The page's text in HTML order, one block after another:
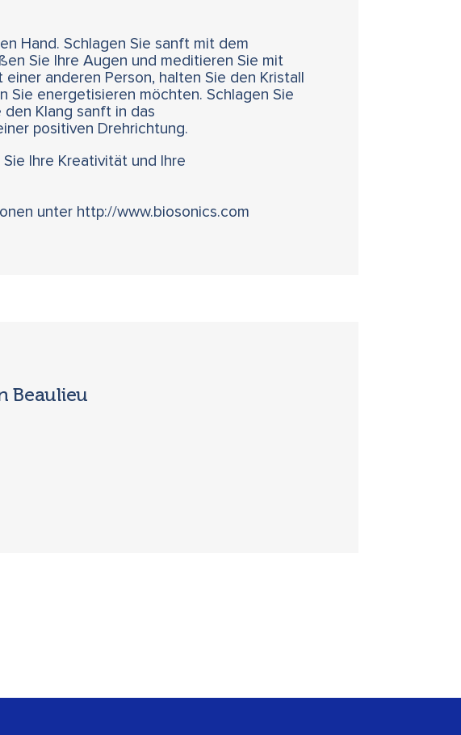
Hand. Schlagen Sie sanft mit dem
Sie Ihre Augen und meditieren Sie mit
anderen Person, halten Sie den Kristall
Sie energetisieren möchten. Schlagen Sie
Klang sanft in das
positiven Drehrichtung.
Ihre Kreativität und Ihre
unter http://www.biosonics.com
Beaulieu